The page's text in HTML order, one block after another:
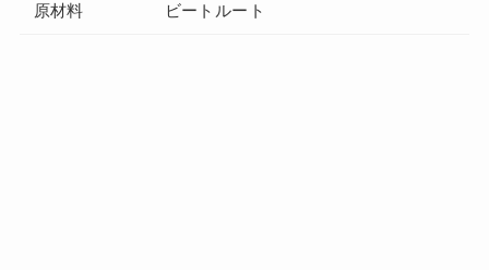
原材料 ビートルート